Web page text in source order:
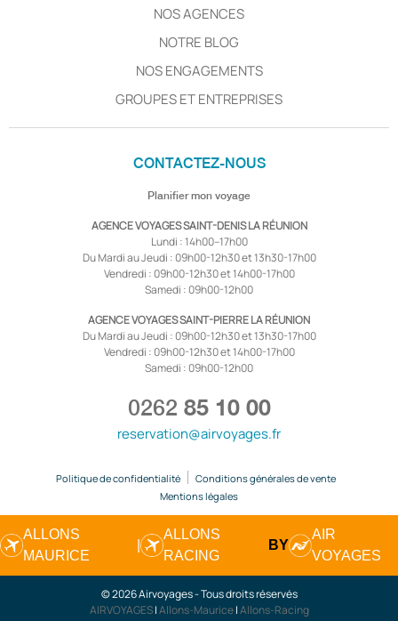
NOS AGENCES
NOTRE BLOG
NOS ENGAGEMENTS
GROUPES ET ENTREPRISES
CONTACTEZ-NOUS
Planifier mon voyage
AGENCE VOYAGES SAINT-DENIS LA RÉUNION
Lundi : 14h00–17h00
Du Mardi au Jeudi : 09h00-12h30 et 13h30-17h00
Vendredi : 09h00-12h30 et 14h00-17h00
Samedi : 09h00-12h00
AGENCE VOYAGES SAINT-PIERRE LA RÉUNION
Du Mardi au Jeudi : 09h00-12h30 et 13h30-17h00
Vendredi : 09h00-12h30 et 14h00-17h00
Samedi : 09h00-12h00
0262 85 10 00
reservation@airvoyages.fr
Politique de confidentialité
Conditions générales de vente
Mentions légales
ALLONS
MAURICE
|
ALLONS
RACING
BY
AIR
VOYAGES
© 2026 Airvoyages - Tous droits réservés
AIRVOYAGES|Allons-Maurice|Allons-Racing